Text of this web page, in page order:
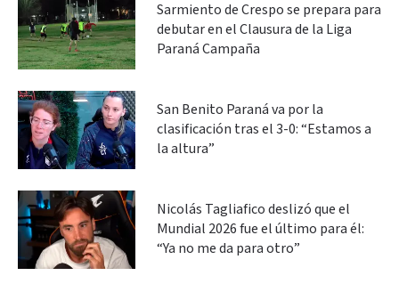
Sarmiento de Crespo se prepara para
debutar en el Clausura de la Liga
Paraná Campaña
San Benito Paraná va por la
clasificación tras el 3-0: “Estamos a
la altura”
Nicolás Tagliafico deslizó que el
Mundial 2026 fue el último para él:
“Ya no me da para otro”